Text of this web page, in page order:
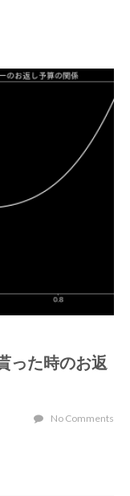
った時のお返
No Comments